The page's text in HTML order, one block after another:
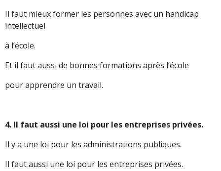
Il faut mieux former les personnes avec un handicap
intellectuel
à l’école.
Et il faut aussi de bonnes formations après l’école
pour apprendre un travail.
4. Il faut aussi une loi pour les entreprises privées.
Il y a une loi pour les administrations publiques.
Il faut aussi une loi pour les entreprises privées.